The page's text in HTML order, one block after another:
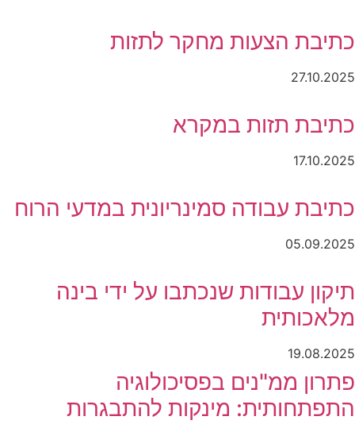
כתיבת הצעות מחקר לתזות
27.10.2025
כתיבת תזות במקרא
17.10.2025
כתיבת עבודה סמינריונית במדעי הרוח
05.09.2025
תיקון עבודות שנכתבו על ידי בינה
מלאכותית
19.08.2025
פתרון ממ"נים בפסיכולוגיה
התפתחותית: מינקות להתבגרות